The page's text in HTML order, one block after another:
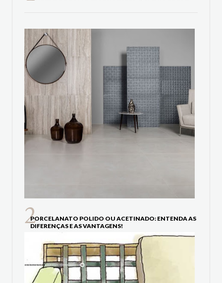
PORCELANATO POLIDO OU ACETINADO: ENTENDA AS
DIFERENÇAS E AS VANTAGENS!